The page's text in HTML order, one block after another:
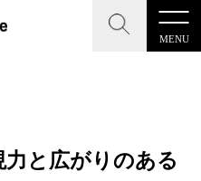
MENU
CLOSE
CLOSE
特化メディア
と広がりのある